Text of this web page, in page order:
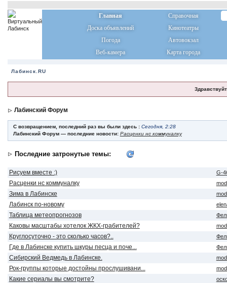
Главная
Справочная
Доска объявлений
Кинотеатры
Погода
Автовокзал
Веб-камера
Карта города
Лабинск.RU
Лабинский Форум
С возвращением, последний раз вы были здесь : Сегодня, 2:28
Лабинский Форум — последние новости: Расценки нс коммуналку
Последние затронутые темы:
Рисуем вместе :) G-
Расценки нс коммуналку
Зима в Лабинске
Лабинск по-новому
Таблица метеопрогнозов
Каковы масштабы хотелок ЖКХ-грабителей?
Круглосуточно - это сколько часов?..
Где в Лабинске купить шкуры песца и поче...
Сибирский Ведмедь в Лабинске.
Рок-группы которые достойны прослушивани...
Какие сериалы вы смотрите?